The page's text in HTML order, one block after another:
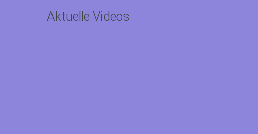
Aktuelle Videos